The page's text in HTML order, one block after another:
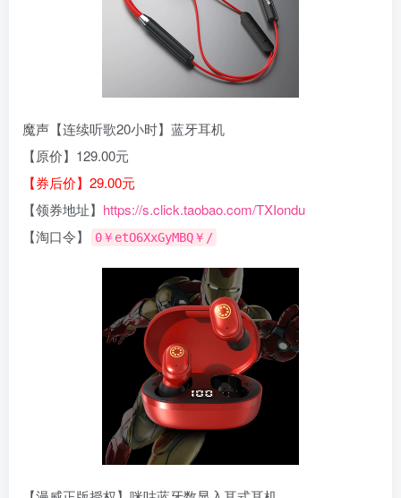
魔声【连续听歌20小时】蓝牙耳机
【原价】129.00元
【券后价】29.00元
【领券地址】 https://s.click.taobao.com/TXIondu
【淘口令】
0￥etO6XxGyMBQ￥/